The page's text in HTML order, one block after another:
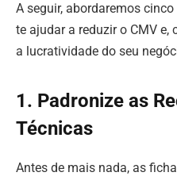
A seguir, abordaremos
te ajudar a reduzir o CMV e,
a lucratividade do seu
1. Padronize as
Técnicas
Antes de mais nada, as